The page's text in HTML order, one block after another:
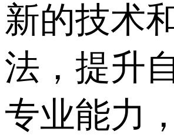
新的技术
法，提升
专业能力